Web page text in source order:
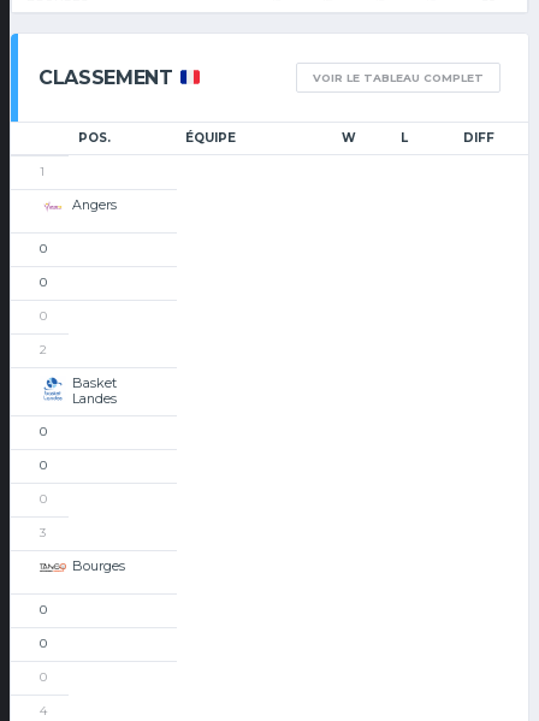
CLASSEMENT VOIR LE TABLEAU COMPLET
POS. ÉQUIPE W L DIFF
1
Angers
0
0
0
2
Basket
Landes
0
0
0
3
Bourges
0
0
0
4